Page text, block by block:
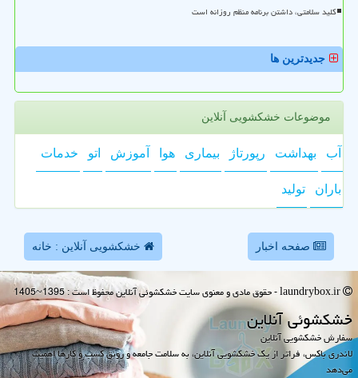
کلید سلامتی، داشتن برنامه منظم روزانه است
جدیدترین ها
موضوعات خشکشویی آنلاین
آب بهداشت رپورتاژ بیماری هوا آموزش اتو خدمات
باران تولید
صفحه اخبار خشکشویی آنلاین : خانه
خشكشوئی آنلاین
سفارش خشکشویی آنلاین
لاندری باکس، فراتر از یک خشکشویی آنلاین، به سلامت جامعه و رونق کسب و کارها اهمیت
می‌دهد